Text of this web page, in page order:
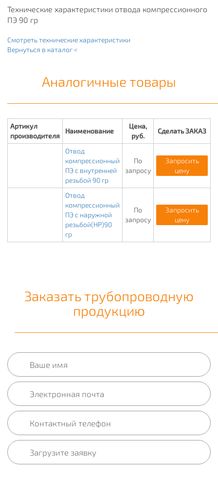
Технические характеристики отвода компрессионного
ПЭ 90 гр
Смотреть технические характеристики
Вернуться в каталог <
Аналогичные товары
Артикул
производителя
Наименование
Цена,
руб.
Сделать ЗАКАЗ
Отвод
компрессионный
ПЭ с внутренней
резьбой 90 гр
По
запросу
Запросить
цену
Отвод
компрессионный
ПЭ с наружной
резьбой(НР)90
гр
По
запросу
Запросить
цену
Заказать трубопроводную
продукцию